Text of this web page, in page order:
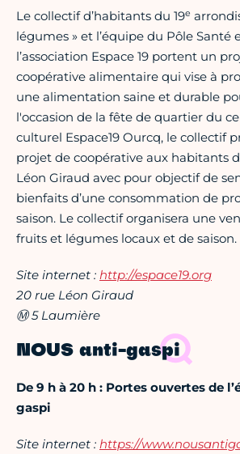
Le collectif d’habitants du 19e
légumes » et l’équipe du Pôle Santé
l’association Espace 19 portent un
coopérative alimentaire qui vise à
une alimentation saine et durable
l'occasion de la fête de quartier du
culturel Espace19 Ourcq, le collectif
projet de coopérative aux habitants
Léon Giraud avec pour objectif de
bienfaits d’une consommation de
saison. Le collectif organisera une
fruits et légumes locaux et de saison.
Site internet : http://espace19.org
20 rue Léon Giraud
Ⓜ 5 Laumière
NOUS anti-gaspi
De 9 h à 20 h : Portes ouvertes de
gaspi
Site internet : https://